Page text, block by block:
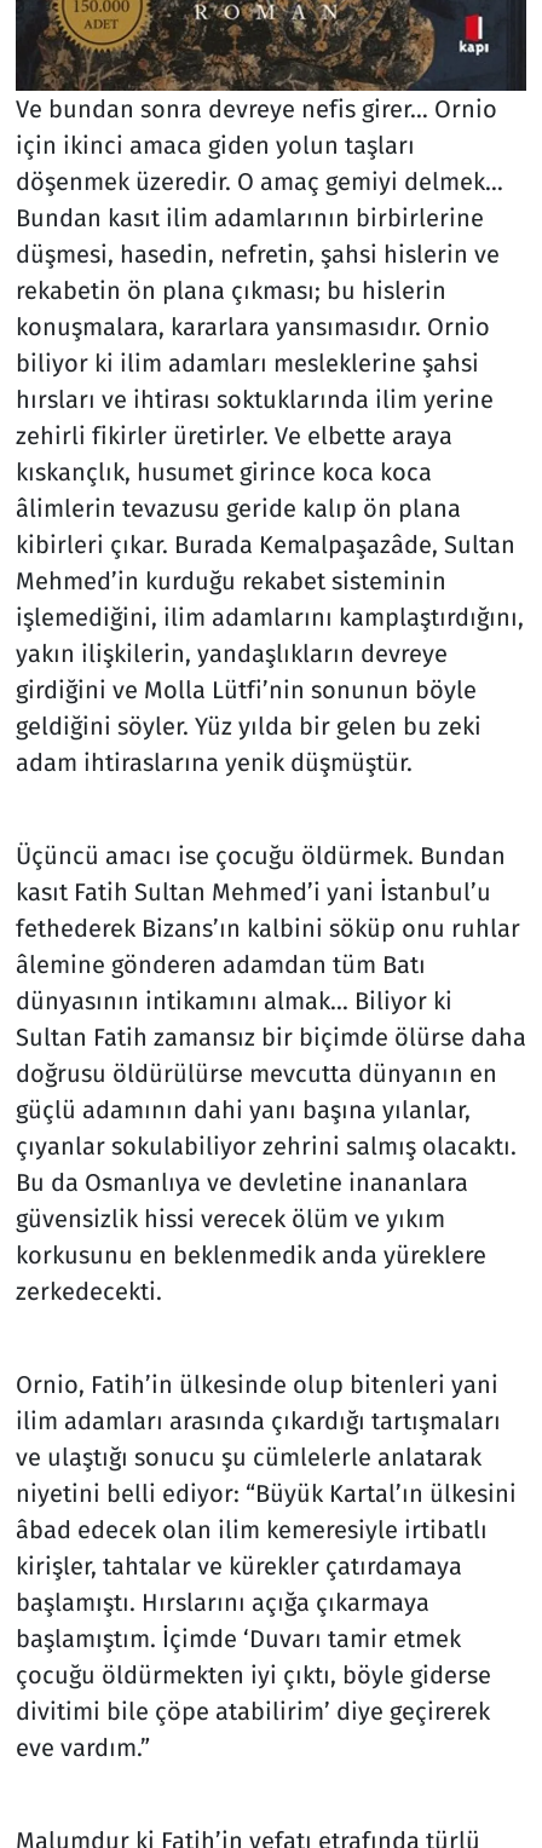
Ve bundan sonra devreye nefis girer… Ornio
için ikinci amaca giden yolun taşları
döşenmek üzeredir. O amaç gemiyi delmek…
Bundan kasıt ilim adamlarının birbirlerine
düşmesi, hasedin, nefretin, şahsi hislerin ve
rekabetin ön plana çıkması; bu hislerin
konuşmalara, kararlara yansımasıdır. Ornio
biliyor ki ilim adamları mesleklerine şahsi
hırsları ve ihtirası soktuklarında ilim yerine
zehirli fikirler üretirler. Ve elbette araya
kıskançlık, husumet girince koca koca
âlimlerin tevazusu geride kalıp ön plana
kibirleri çıkar. Burada Kemalpaşazâde, Sultan
Mehmed’in kurduğu rekabet sisteminin
işlemediğini, ilim adamlarını kamplaştırdığını,
yakın ilişkilerin, yandaşlıkların devreye
girdiğini ve Molla Lütfi’nin sonunun böyle
geldiğini söyler. Yüz yılda bir gelen bu zeki
adam ihtiraslarına yenik düşmüştür.
Üçüncü amacı ise çocuğu öldürmek. Bundan
kasıt Fatih Sultan Mehmed’i yani İstanbul’u
fethederek Bizans’ın kalbini söküp onu ruhlar
âlemine gönderen adamdan tüm Batı
dünyasının intikamını almak... Biliyor ki
Sultan Fatih zamansız bir biçimde ölürse daha
doğrusu öldürülürse mevcutta dünyanın en
güçlü adamının dahi yanı başına yılanlar,
çıyanlar sokulabiliyor zehrini salmış olacaktı.
Bu da Osmanlıya ve devletine inananlara
güvensizlik hissi verecek ölüm ve yıkım
korkusunu en beklenmedik anda yüreklere
zerkedecekti.
Ornio, Fatih’in ülkesinde olup bitenleri yani
ilim adamları arasında çıkardığı tartışmaları
ve ulaştığı sonucu şu cümlelerle anlatarak
niyetini belli ediyor: “Büyük Kartal’ın ülkesini
âbad edecek olan ilim kemeresiyle irtibatlı
kirişler, tahtalar ve kürekler çatırdamaya
başlamıştı. Hırslarını açığa çıkarmaya
başlamıştım. İçimde ‘Duvarı tamir etmek
çocuğu öldürmekten iyi çıktı, böyle giderse
divitimi bile çöpe atabilirim’ diye geçirerek
eve vardım.”
Malumdur ki Fatih’in vefatı etrafında türlü